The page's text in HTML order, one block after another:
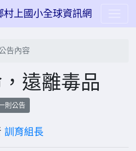
村上國小全球資訊網
告內容
遠離毒品
則公告
訓育組長